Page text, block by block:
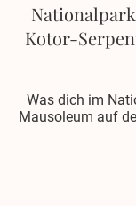
Kotor-
Was dich im
Mausoleum auf